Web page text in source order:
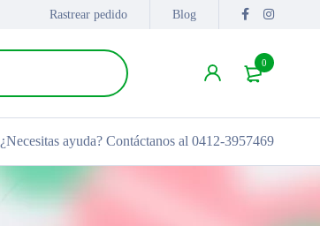
Rastrear pedido Blog
0
¿Necesitas ayuda? Contáctanos al 0412-3957469